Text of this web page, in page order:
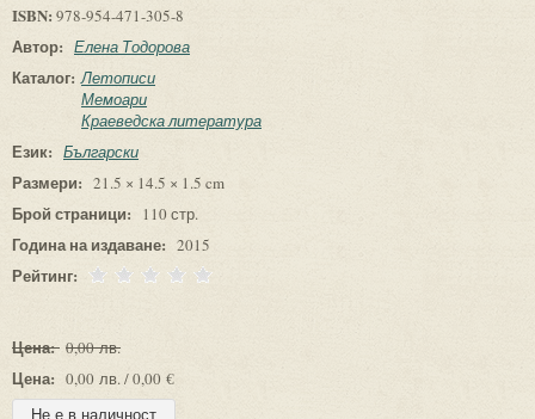
ISBN: 978-954-471-305-8
Автор: Елена Тодорова
Каталог: Летописи
Мемоари
Краеведска литература
Език: Български
Размери: 21.5 × 14.5 × 1.5 cm
Брой страници: 110 стр.
Година на издаване: 2015
Рейтинг:
Цена: 0,00 лв.
Цена: 0,00 лв. / 0,00 €